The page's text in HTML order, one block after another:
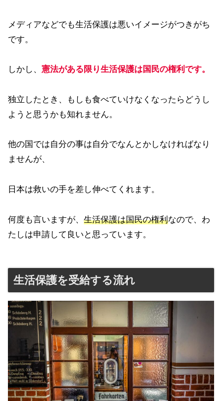
メディアなどでも生活保護は悪いイメージがつきがち
です。
しかし、 憲法がある限り生活保護は国民の権利 です。
独立したとき、もしも食べていけなくなったらどうし
ようと思うかも知れません。
他の国では自分の事は自分でなんとかしなければなり
ませんが、
日本は救いの手を差し伸べてくれます。
何度も言いますが、 生活保護は国民の権利なので、わ
たしは申請して良いと思っています。
生活保護を受給する流れ